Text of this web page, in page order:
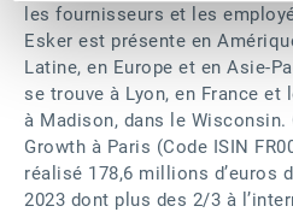
les fournisseurs et les
Esker est présente en
Latine, en Europe et en Asie-
se trouve à Lyon, en France
à Madison, dans le Wisconsin.
Growth à Paris (Code ISIN
réalisé 178,6 millions d’euros
2023 dont plus des 2/3 à